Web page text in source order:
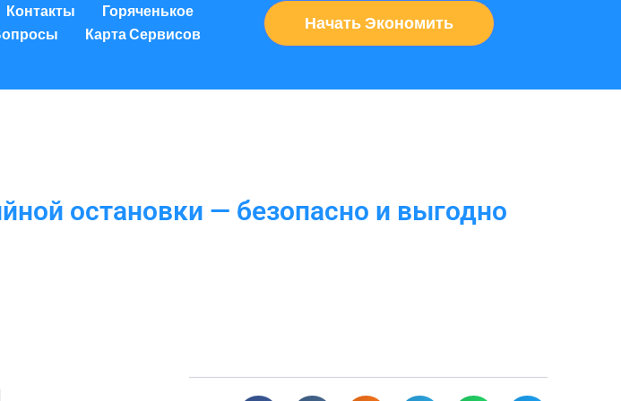
Контакты
Горяченькое
Карта Сервисов
Начать Экономить
остановки — безопасно и выгодно